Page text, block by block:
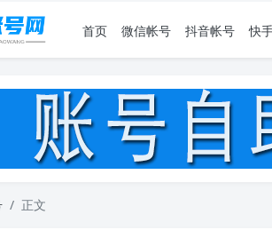
首页 微信帐号 抖音帐号 快
正文